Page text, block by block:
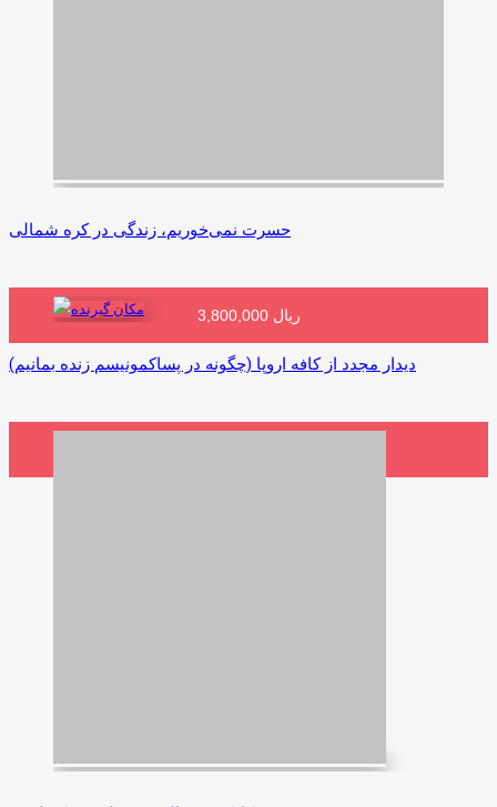
حسرت نمی‌خوریم، زندگی در کره شمالی
3,800,000 ریال
افزودن به سبد خرید
دیدار مجدد از کافه اروپا (چگونه در پساکمونیسم زنده بمانیم)